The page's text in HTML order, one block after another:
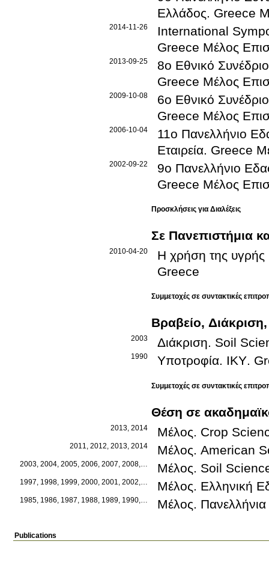
Ελλάδος. Greece
2014-11-26
International
Greece Μέλος
2013-09-25
8ο Εθνικό
Greece Μέλος
2009-10-08
6ο Εθνικό
Greece Μέλος
2006-10-04
11ο Πανελλήνιο
Εταιρεία. Greece
2002-09-22
9ο Πανελλήνιο
Greece Μέλος
Προσκλήσεις για Διαλέξεις
Σε Πανεπιστήμια
2010-04-20
Η χρήση της υγρής
Greece
Συμμετοχές σε συντακτικές
Βραβείο,
2003 Διάκριση. Soil
1990 Υποτροφία. ΙΚΥ.
Συμμετοχές σε συντακτικές
Θέση σε
2013, 2014 Μέλος. Crop
2011, 2012, 2013, 2014 Μέλος. American
2003, 2004, 2005, 2006, 2007, 2008, 2009, 2010, 2011, 2012, 2013, 2014
Μέλος Soil
1997, 1998, 1999, 2000, 2001, 2002, 2003, 2004, 2005, 2006, 2007, 2008,
Μέλος Ελληνική
1985, 1986, 1987, 1988, 1989, 1990, 1991, 1992, 1993, 1994, 1995,
Μέλος
Publications